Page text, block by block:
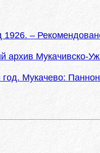
–
Мукачивско-
год. Мукачево: